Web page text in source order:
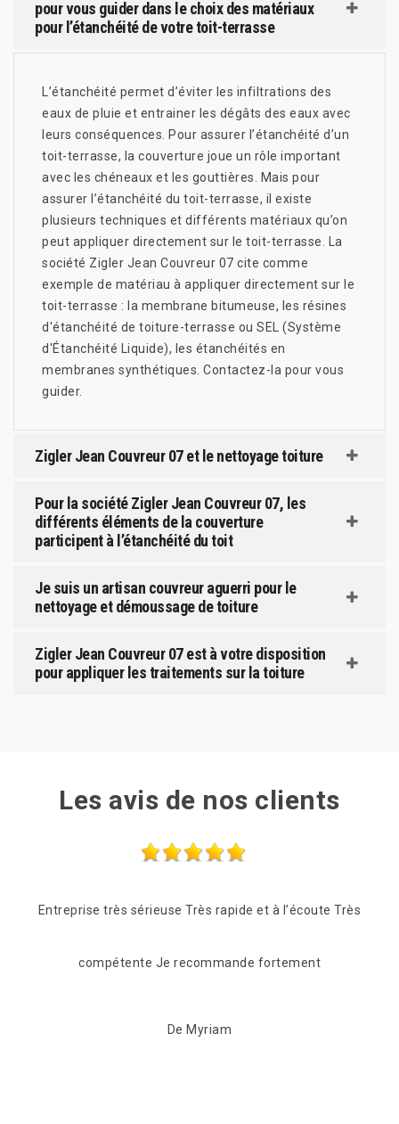
pour vous guider dans le choix des matériaux
pour l’étanchéité de votre toit-terrasse
L’étanchéité permet d’éviter les infiltrations des
eaux de pluie et entrainer les dégâts des eaux avec
leurs conséquences. Pour assurer l’étanchéité d’un
toit-terrasse, la couverture joue un rôle important
avec les chéneaux et les gouttières. Mais pour
assurer l’étanchéité du toit-terrasse, il existe
plusieurs techniques et différents matériaux qu’on
peut appliquer directement sur le toit-terrasse. La
société Zigler Jean Couvreur 07 cite comme
exemple de matériau à appliquer directement sur le
toit-terrasse : la membrane bitumeuse, les résines
d'étanchéité de toiture-terrasse ou SEL (Système
d'Étanchéité Liquide), les étanchéités en
membranes synthétiques. Contactez-la pour vous
guider.
Zigler Jean Couvreur 07 et le nettoyage toiture
Pour la société Zigler Jean Couvreur 07, les
différents éléments de la couverture
participent à l’étanchéité du toit
Je suis un artisan couvreur aguerri pour le
nettoyage et démoussage de toiture
Zigler Jean Couvreur 07 est à votre disposition
pour appliquer les traitements sur la toiture
Les avis de nos clients
Professionnel, réactif rapide et competant qui a su
être à l'écoute de nos demandes . A recommander